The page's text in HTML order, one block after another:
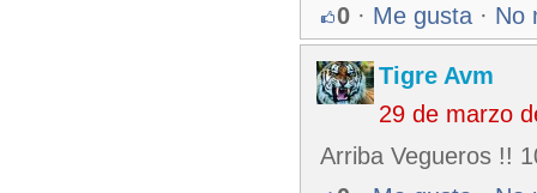
0 · Me gusta · No
Tigre Avm
29 de marzo
Arriba Vegueros !!